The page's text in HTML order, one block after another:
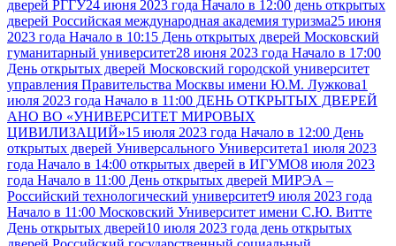
дверей РГГУ24 июня 2023 года Начало в 12:00 день открытых
дверей Российская международная академия туризма25 июня
2023 года Начало в 10:15 День открытых дверей Московский
гуманитарный университет28 июня 2023 года Начало в 17:00
День открытых дверей Московский городской университет
управления Правительства Москвы имени Ю.М. Лужкова1
июля 2023 года Начало в 11:00 ДЕНЬ ОТКРЫТЫХ ДВЕРЕЙ
АНО ВО «УНИВЕРСИТЕТ МИРОВЫХ
ЦИВИЛИЗАЦИЙ»15 июля 2023 года Начало в 12:00 День
открытых дверей Универсального Университета1 июля 2023
года Начало в 14:00 открытых дверей в ИГУМО8 июля 2023
года Начало в 11:00 День открытых дверей МИРЭА –
Российский технологический университет9 июля 2023 года
Начало в 11:00 Московский Университет имени С.Ю. Витте
День открытых дверей10 июля 2023 года день открытых